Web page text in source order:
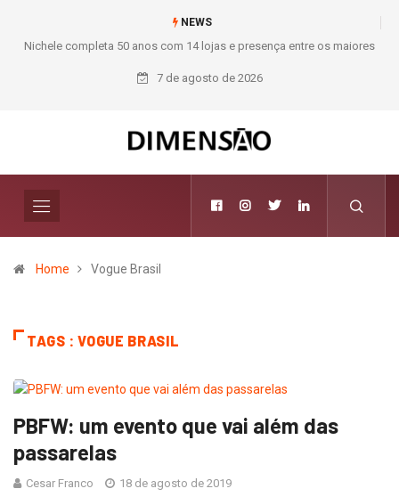
NEWS
Nichele completa 50 anos com 14 lojas e presença entre os maiores
varejistas de materiais de construção do Brasil
7 de agosto de 2026
Home Vogue Brasil
TAGS : VOGUE BRASIL
PBFW: um evento que vai além das
passarelas
Cesar Franco 18 de agosto de 2019